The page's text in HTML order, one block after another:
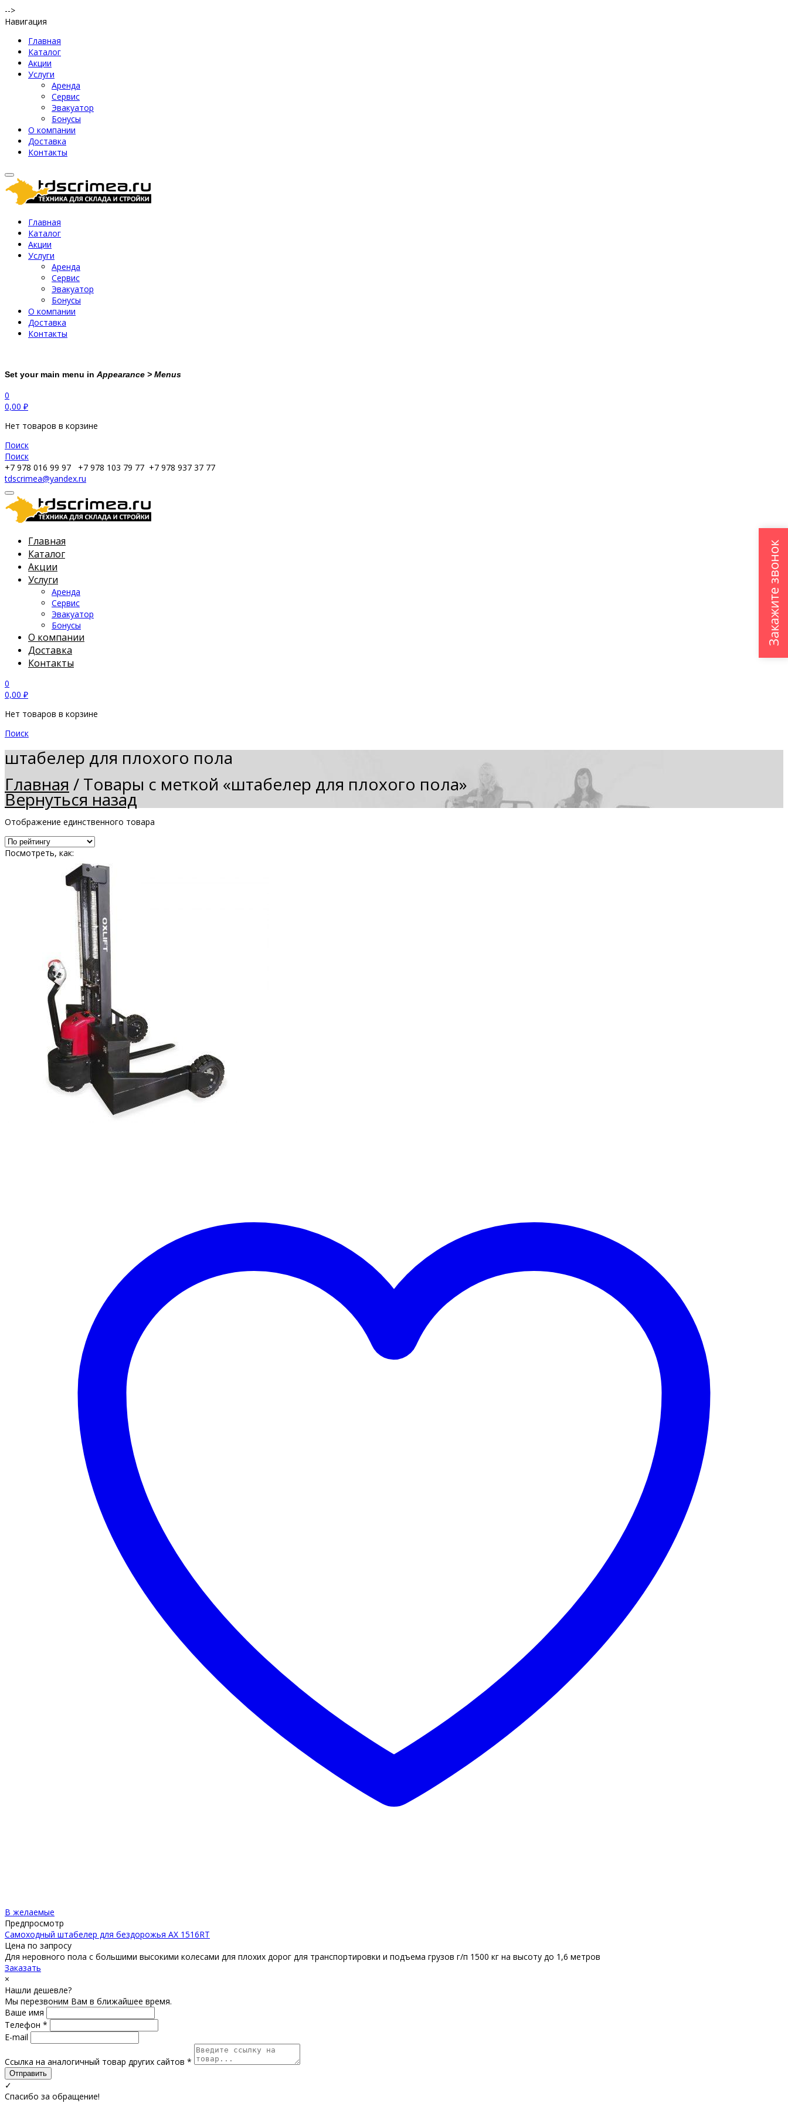
-->
Навигация
Главная
Каталог
Акции
Услуги
Аренда
Сервис
Эвакуатор
Бонусы
О компании
Доставка
Контакты
Главная
Каталог
Акции
Услуги
Аренда
Сервис
Эвакуатор
Бонусы
О компании
Доставка
Контакты
Set your main menu in Appearance > Menus
0
0,00 ₽
Нет товаров в корзине
Поиск
Поиск
+7 978 016 99 97
+7 978 103 79 77 +7 978 937 37 77
tdscrimea@yandex.ru
Главная
Каталог
Акции
Услуги
Аренда
Сервис
Эвакуатор
Бонусы
О компании
Доставка
Контакты
0
0,00 ₽
Нет товаров в корзине
Поиск
штабелер для плохого пола
Главная / Товары с меткой «штабелер для плохого пола»
Вернуться назад
Отображение единственного товара
Посмотреть, как:
В желаемые
Предпросмотр
Самоходный штабелер для бездорожья AX 1516RT
Цена по запросу
Для неровного пола с большими высокими колесами для плохих дорог для транспортировки и подъема грузов г/п 1500 кг на высоту до 1,6 метров
Заказать
×
Нашли дешевле?
Мы перезвоним Вам в ближайшее время.
Ваше имя
Телефон *
E-mail
Ссылка на аналогичный товар других сайтов *
Отправить
✓
Спасибо за обращение!
Закажите звонок